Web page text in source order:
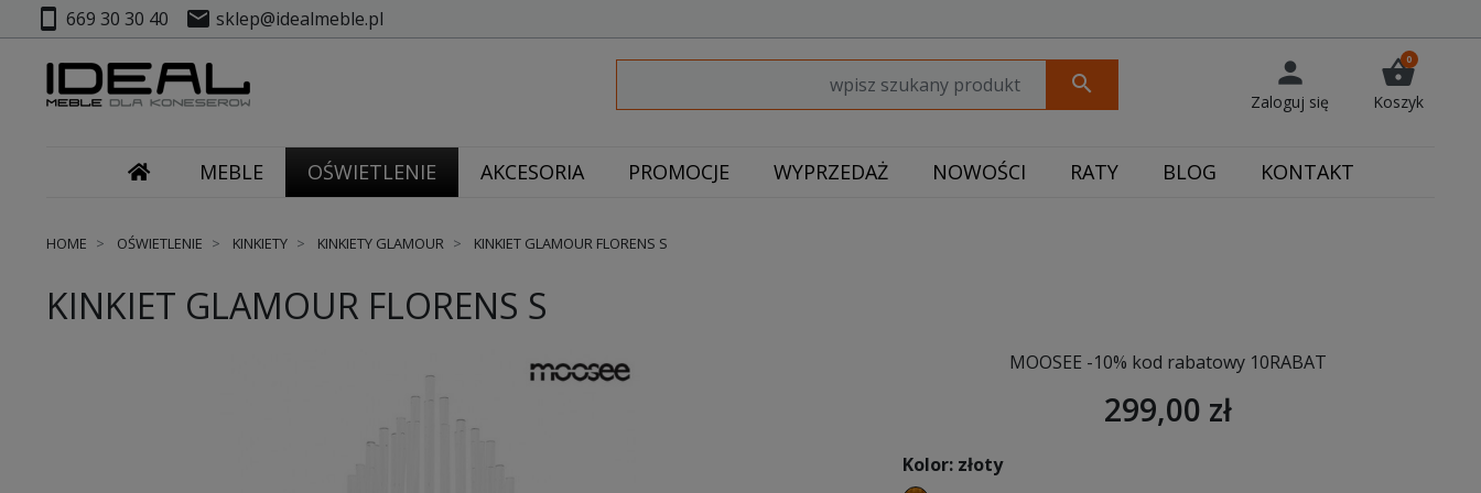
smartphone 669 30 30 40 mail sklep@idealmeble.pl
search person
Zaloguj się
shopping_basket
0
Koszyk
MEBLE OŚWIETLENIE AKCESORIA PROMOCJE WYPRZEDAŻ NOWOŚCI RATY BLOG KONTAKT
HOME OŚWIETLENIE KINKIETY KINKIETY GLAMOUR KINKIET GLAMOUR FLORENS S
KINKIET GLAMOUR FLORENS S
MOOSEE -10% kod rabatowy 10RABAT
299,00 zł
Kolor: złoty